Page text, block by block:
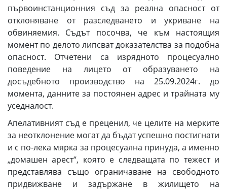
първоинстанционния съд за реална опасност от
отклоняване от разследването и укриване на
обвиняемия. Съдът посочва, че към настоящия
момент по делото липсват доказателства за подобна
опасност. Отчетени са изрядното процесуално
поведение на лицето от образуването на
досъдебното производство на 25.09.2024г. до
момента, данните за постоянен адрес и трайната му
уседналост.
Апелативният съд е преценил, че целите на мерките
за неотклонение могат да бъдат успешно постигнати
и с по-лека мярка за процесуална принуда, а именно
„домашен арест“, която е следващата по тежест и
представлява също ограничаване на свободното
придвижване и задържане в жилището на